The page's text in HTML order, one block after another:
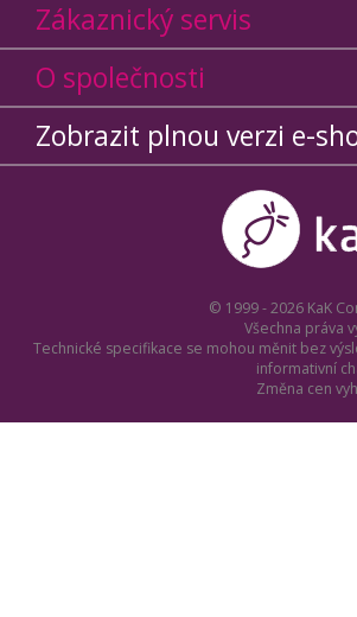
Zákaznický servis
O společnosti
Zobrazit plnou verzi e-
© 1999 - 2026 KaK
Všechna práva
Technické specifikace se mohou měnit bez
informativní
Změna cen